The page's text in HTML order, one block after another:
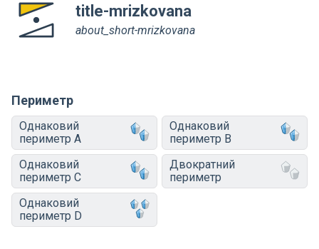
title-mrizkovana
about_short-mrizkovana
Периметр
Однаковий
периметр A
Однаковий
периметр B
Однаковий
периметр C
Двократний
периметр
Однаковий
периметр D